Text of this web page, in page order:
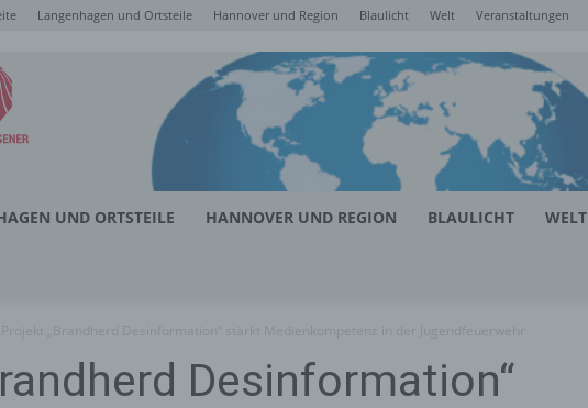
Langenhagen und Ortsteile Hannover und Region Blaulicht Welt Veranstaltungen
UND ORTSTEILE HANNOVER UND REGION BLAULICHT WELT
Desinformation“